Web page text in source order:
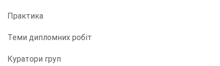
Практика
Теми дипломних робіт
Куратори груп